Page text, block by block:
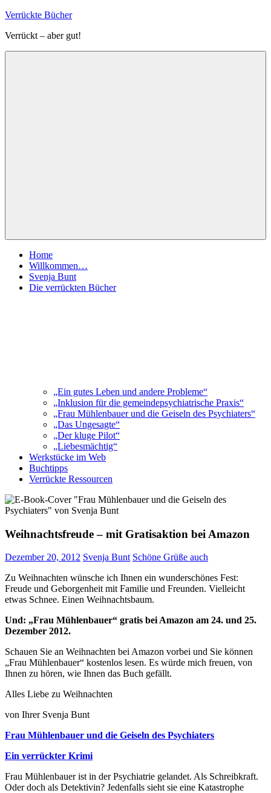
Zum
springen
Verrückte Bücher
Verrückt – aber gut!
Home
Willkommen…
Svenja Bunt
Die verrückten Bücher
„Ein gutes Leben und andere Probleme“
„Inklusion für die gemeindepsychiatrische Praxis“
„Frau Mühlenbauer und die Geiseln des Psychiaters“
„Das Ungesagte“
„Der kluge Pilot“
„Liebesmächtig“
Werkstücke im Web
Buchtipps
Verrückte Ressourcen
Weihnachtsfreude – mit Gratisaktion bei Amazon
Dezember 20, 2012 Svenja Bunt Schöne Grüße auch
Zu Weihnachten wünsche ich Ihnen ein wunderschönes Fest:
Freude und Geborgenheit mit Familie und Freunden. Vielleicht
etwas Schnee. Einen Weihnachtsbaum.
Und: „Frau Mühlenbauer“ gratis bei Amazon am 24. und 25.
Dezember 2012.
Schauen Sie an Weihnachten bei Amazon vorbei und Sie können
„Frau Mühlenbauer“ kostenlos lesen. Es würde mich freuen, von
Ihnen zu hören, wie Ihnen das Buch gefällt.
Alles Liebe zu Weihnachten
von Ihrer Svenja Bunt
Frau Mühlenbauer und die Geiseln des Psychiaters
Ein verrückter Krimi
Frau Mühlenbauer ist in der Psychiatrie gelandet. Als Schreibkraft.
Oder doch als Detektivin? Jedenfalls sieht sie eine Katastrophe